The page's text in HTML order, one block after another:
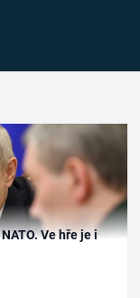
Ve hře je i